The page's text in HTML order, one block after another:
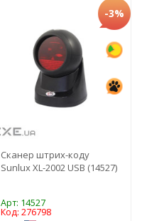
-3%
Сканер штрих-коду
Sunlux XL-2002 USB (14527)
Арт: 14527
Код: 276798